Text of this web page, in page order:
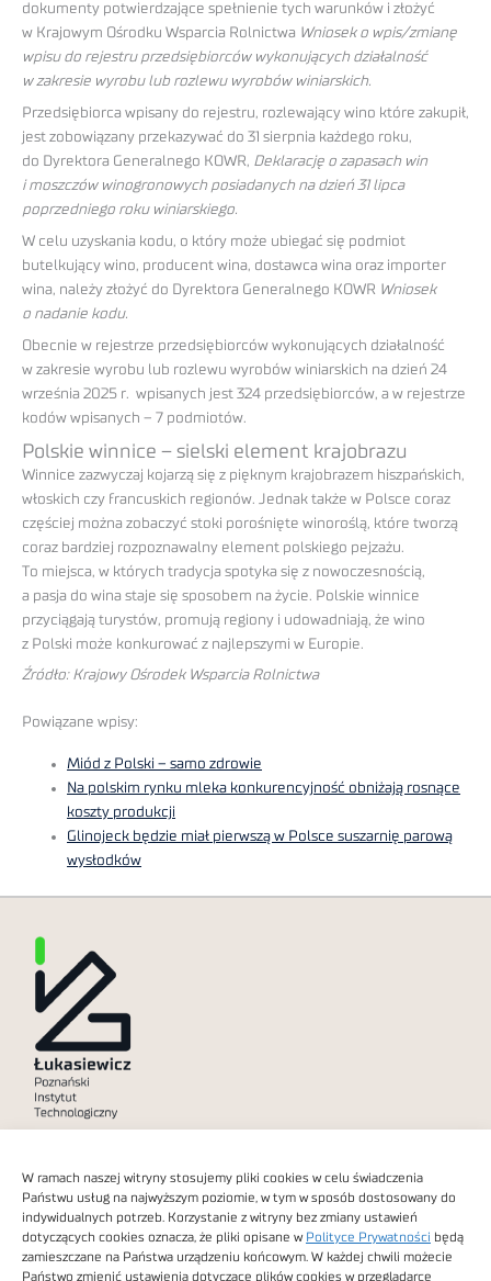
W ramach naszej witryny stosujemy pliki cookies w celu świadczenia
Państwu usług na najwyższym poziomie, w tym w sposób dostosowany do
indywidualnych potrzeb. Korzystanie z witryny bez zmiany ustawień
dotyczących cookies oznacza, że pliki opisane w Polityce Prywatności będą
zamieszczane na Państwa urządzeniu końcowym. W każdej chwili możecie
Państwo zmienić ustawienia dotyczące plików cookies w przeglądarce
dokumenty potwierdzające spełnienie tych warunków i złożyć
w Krajowym Ośrodku Wsparcia Rolnictwa Wniosek o wpis/zmianę
wpisu do rejestru przedsiębiorców wykonujących działalność
w zakresie wyrobu lub rozlewu wyrobów winiarskich.
Przedsiębiorca wpisany do rejestru, rozlewający wino które zakupił,
jest zobowiązany przekazywać do 31 sierpnia każdego roku,
do Dyrektora Generalnego KOWR, Deklarację o zapasach win
i moszczów winogronowych posiadanych na dzień 31 lipca
poprzedniego roku winiarskiego.
W celu uzyskania kodu, o który może ubiegać się podmiot
butelkujący wino, producent wina, dostawca wina oraz importer
wina, należy złożyć do Dyrektora Generalnego KOWR Wniosek
o nadanie kodu.
Obecnie w rejestrze przedsiębiorców wykonujących działalność
w zakresie wyrobu lub rozlewu wyrobów winiarskich na dzień 24
września 2025 r. wpisanych jest 324 przedsiębiorców, a w rejestrze
kodów wpisanych – 7 podmiotów.
Polskie winnice – sielski element krajobrazu
Winnice zazwyczaj kojarzą się z pięknym krajobrazem hiszpańskich,
włoskich czy francuskich regionów. Jednak także w Polsce coraz
częściej można zobaczyć stoki porośnięte winoroślą, które tworzą
coraz bardziej rozpoznawalny element polskiego pejzażu.
To miejsca, w których tradycja spotyka się z nowoczesnością,
a pasja do wina staje się sposobem na życie. Polskie winnice
przyciągają turystów, promują regiony i udowadniają, że wino
z Polski może konkurować z najlepszymi w Europie.
Źródło: Krajowy Ośrodek Wsparcia Rolnictwa
Powiązane wpisy:
Miód z Polski – samo zdrowie
Na polskim rynku mleka konkurencyjność obniżają rosnące
koszty produkcji
Glinojeck będzie miał pierwszą w Polsce suszarnię parową
wysłodków
Dostępność cyfrowa